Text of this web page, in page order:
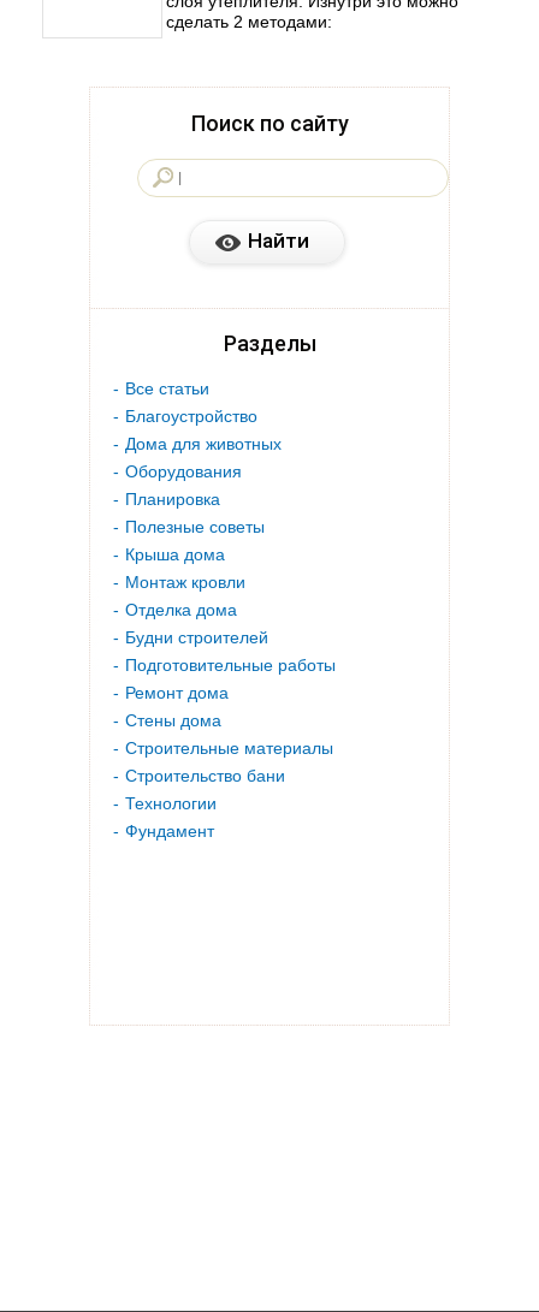
сделать 2 методами:
Поиск по сайту
Разделы
Все статьи
Благоустройство
Дома для животных
Оборудования
Планировка
Полезные советы
Крыша дома
Монтаж кровли
Отделка дома
Будни строителей
Подготовительные работы
Ремонт дома
Стены дома
Строительные материалы
Строительство бани
Технологии
Фундамент